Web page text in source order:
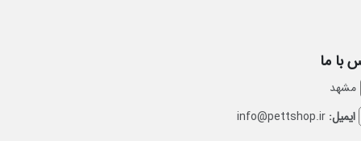
با ما
مشهد
ایمیل: info@pettshop.ir